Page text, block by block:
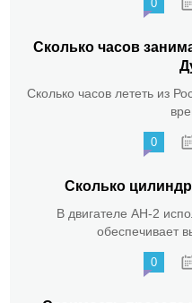
0
Сколько часов
Сколько часов лететь из
0
Сколько
В двигателе АН-2
обеспечивает
0